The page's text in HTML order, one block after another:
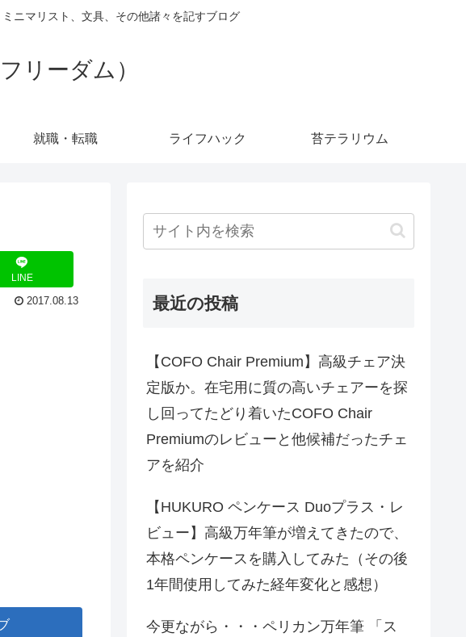
ニマリスト、文具、その他諸々を記すブログ
リーダム）
就職・転職 ライフハック 苔テラリウム
LINE
2017.08.13 最近の投稿
【COFO Chair Premium】高級チェア決
定版か。在宅用に質の高いチェアーを探
し回ってたどり着いたCOFO Chair
Premiumのレビューと他候補だったチェ
アを紹介
【HUKURO ペンケース Duoプラス・レ
ビュー】高級万年筆が増えてきたので、
本格ペンケースを購入してみた（その後
1年間使用してみた経年変化と感想）
今更ながら・・・ペリカン万年筆 「ス